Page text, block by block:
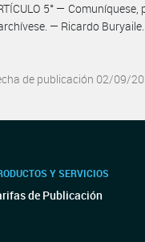
5° —
— Ricardo Buryaile.
de publicación 02/09/
Y SERVICIOS
de Publicación